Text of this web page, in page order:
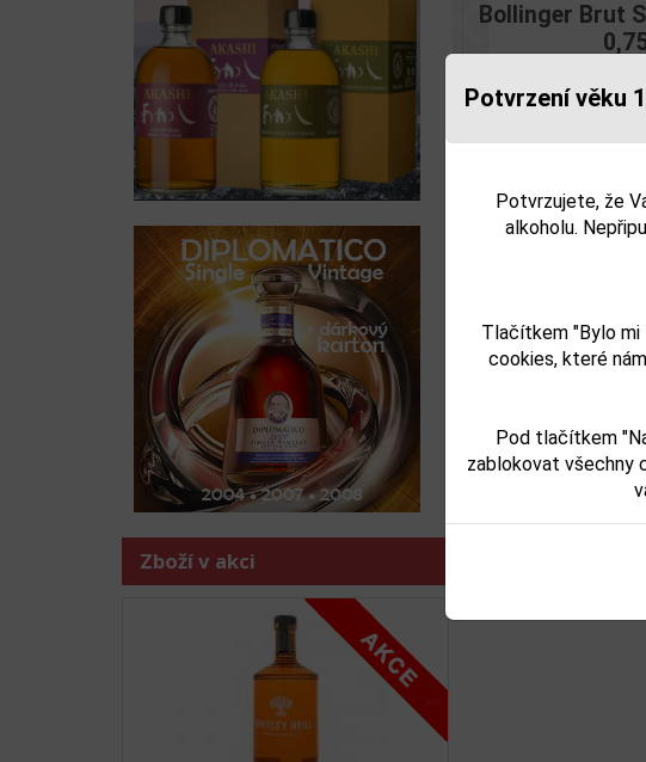
Potvrzení věku
Potvrzujete, že
alkoholu.
Tlačítkem "Bylo mi
cookies, které
Pod tlačítkem
zablokovat všechny
Zboží v akci
Autréau
sec
Detail
Předchozí
Zboží je